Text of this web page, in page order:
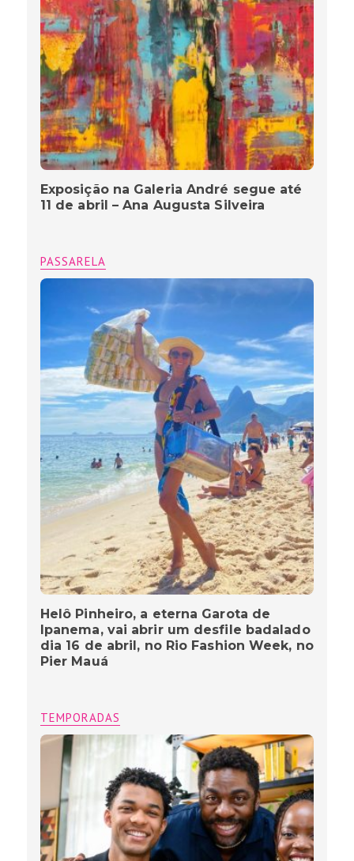
Exposição na Galeria André segue até
11 de abril – Ana Augusta Silveira
PASSARELA
Helô Pinheiro, a eterna Garota de
Ipanema, vai abrir um desfile badalado
dia 16 de abril, no Rio Fashion Week, no
Pier Mauá
TEMPORADAS